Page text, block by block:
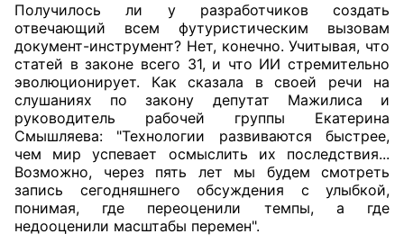
Получилось ли у разработчиков создать
отвечающий всем футуристическим вызовам
документ-инструмент? Нет, конечно. Учитывая, что
статей в законе всего 31, и что ИИ стремительно
эволюционирует. Как сказала в своей речи на
слушаниях по закону депутат Мажилиса и
руководитель рабочей группы Екатерина
Смышляева: "Технологии развиваются быстрее,
чем мир успевает осмыслить их последствия...
Возможно, через пять лет мы будем смотреть
запись сегодняшнего обсуждения с улыбкой,
понимая, где переоценили темпы, а где
недооценили масштабы перемен".